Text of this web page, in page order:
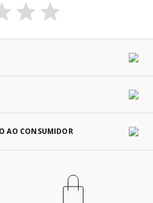
AO CONSUMIDOR